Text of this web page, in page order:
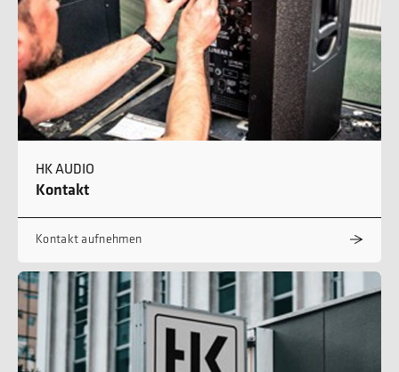
HK AUDIO
Kontakt
Kontakt aufnehmen